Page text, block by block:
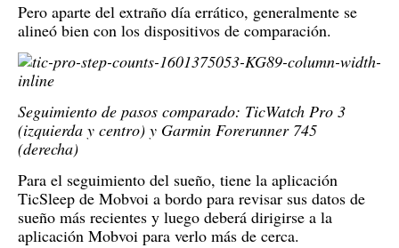
Pero aparte del extraño día errático, generalmente se
alineó bien con los dispositivos de comparación.
Seguimiento de pasos comparado: TicWatch Pro 3
(izquierda y centro) y Garmin Forerunner 745
(derecha)
Para el seguimiento del sueño, tiene la aplicación
TicSleep de Mobvoi a bordo para revisar sus datos de
sueño más recientes y luego deberá dirigirse a la
aplicación Mobvoi para verlo más de cerca.